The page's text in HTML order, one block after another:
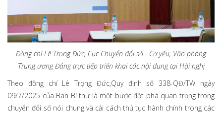
Đồng chí Lê Trọng Đức, Cục Chuyển đổi số - Cơ yếu, Văn phòng
Trung ương Đảng trực tiếp triển khai các nội dung tại Hội nghị
Theo đồng chí Lê Trọng Đức,Quy định số 338-QĐ/TW ngày
09/7/2025 của Ban Bí thư là một bước đột phá quan trọng trong
chuyển đổi số nói chung và cải cách thủ tục hành chính trong các